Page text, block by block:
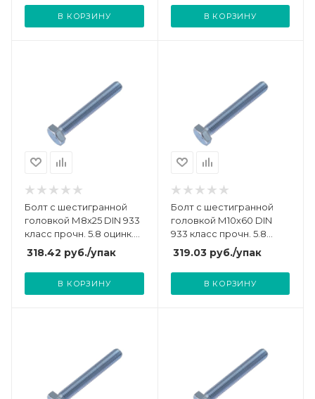
В КОРЗИНУ
UTORM3011248
В КОРЗИНУ
Болт с шестигранной
головкой М8х25 DIN 933
класс прочн. 5.8 оцинк.
пакет (уп.70шт)
СТРОЙМЕТИЗ
UTORM3011628
318.42 руб./упак
В КОРЗИНУ
Болт с шестигранной
головкой М10х60 DIN
933 класс прочн. 5.8
оцинк. пакет (уп.20шт)
СТРОЙМЕТИЗ
UTORM3012098
319.03руб./упак
В КОРЗИНУ